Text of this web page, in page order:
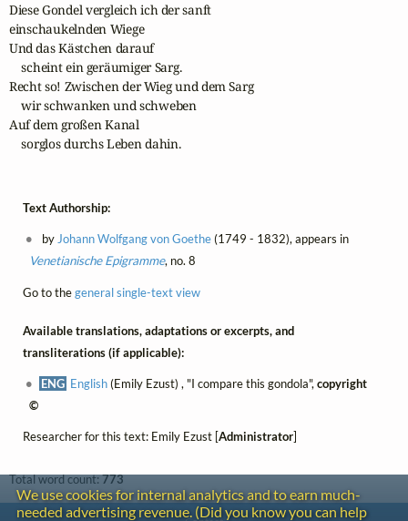
Diese Gondel vergleich ich der sanft
einschaukelnden Wiege
Und das Kästchen darauf
    scheint ein geräumiger Sarg.
Recht so! Zwischen der Wieg und dem Sarg
    wir schwanken und schweben
Auf dem großen Kanal
    sorglos durchs Leben dahin.
Text Authorship:
byJohann Wolfgang von Goethe(1749 - 1832), appears in
Venetianische Epigramme, no. 8
Go to thegeneral single-text view
Available translations, adaptations or excerpts, and
transliterations (if applicable):
ENG English(Emily Ezust) , "I compare this gondola",copyright
©
Researcher for this text: Emily Ezust [Administrator]
Total word count:773
We use cookies for internal analytics and to earn much-
needed advertising revenue. (Did you know you can help